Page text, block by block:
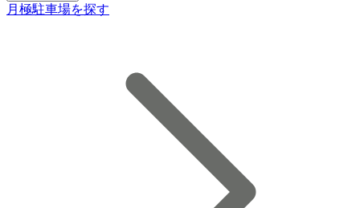
月極駐車場を探す